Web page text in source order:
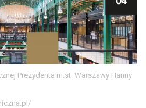
Prezydenta m.st. Warszawy Hanny